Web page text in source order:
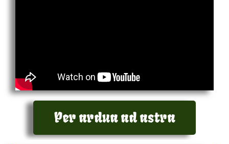
Per ardua ad astra